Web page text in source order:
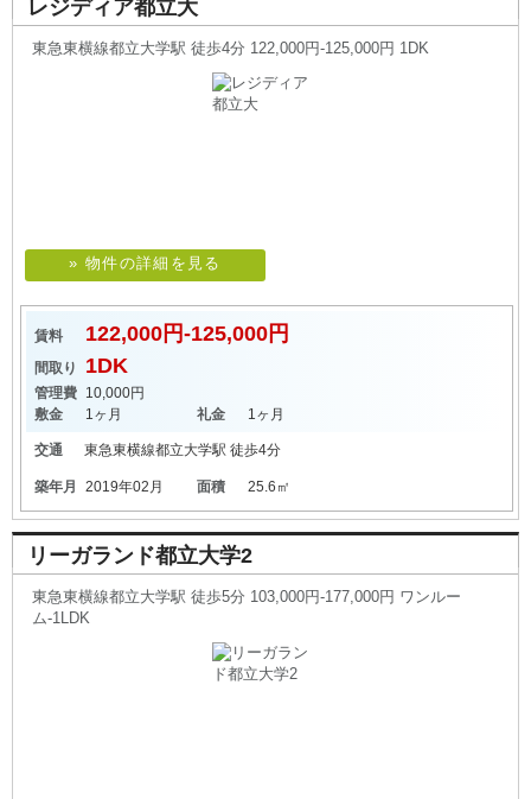
レジディア都立大
東急東横線都立大学駅 徒歩4分 122,000円-125,000円 1DK
» 物件の詳細を見る
賃料 122,000円-125,000円
間取り 1DK
管理費 10,000円
敷金
1ヶ月 礼金 1ヶ月
交通 東急東横線都立大学駅 徒歩4分
築年月 2019年02月 面積 25.6㎡
リーガランド都立大学2
東急東横線都立大学駅 徒歩5分 103,000円-177,000円 ワンルー
ム-1LDK